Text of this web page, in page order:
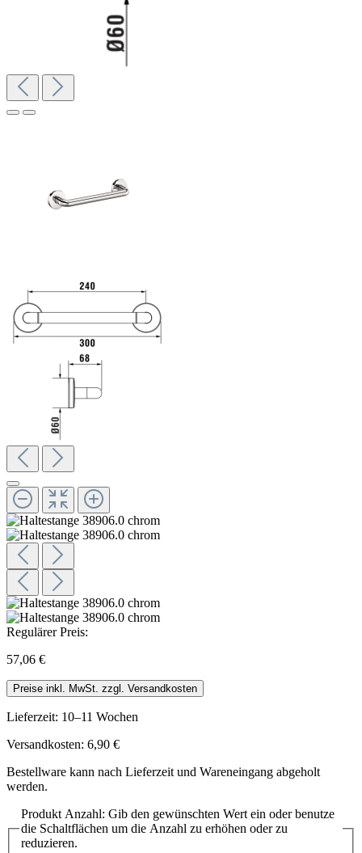
Regulärer Preis:
57,06 €
Preise inkl. MwSt. zzgl. Versandkosten
Lieferzeit: 10–11 Wochen
Versandkosten: 6,90 €
Bestellware kann nach Lieferzeit und Wareneingang abgeholt
werden.
Produkt Anzahl: Gib den gewünschten Wert ein oder benutze
die Schaltflächen um die Anzahl zu erhöhen oder zu
reduzieren.